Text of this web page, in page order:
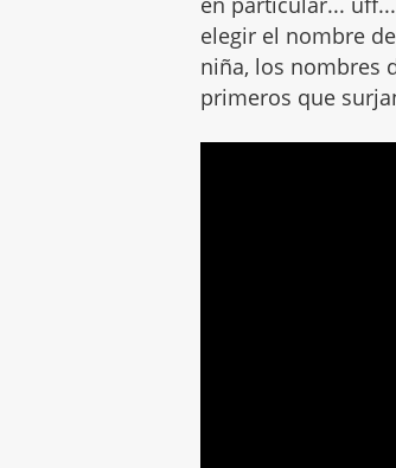
elegir el nombre
niña, los nombres
primeros que